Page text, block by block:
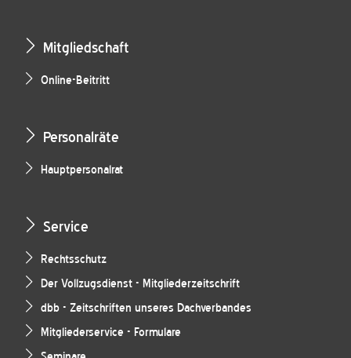
Mitgliedschaft
Online-Beitritt
Personalräte
Hauptpersonalrat
Service
Rechtsschutz
Der Vollzugsdienst - Mitgliederzeitschrift
dbb - Zeitschriften unseres Dachverbandes
Mitgliederservice - Formulare